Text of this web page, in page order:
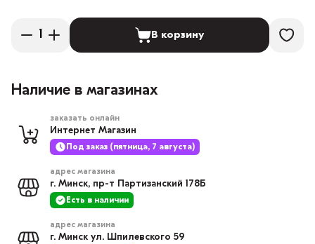
В корзину
Наличие в магазинах
заказать онлайн
Интернет Магазин
Под заказ (пятница, 7 августа)
адрес магазина
г. Минск, пр-т Партизанский 178Б
Есть в наличии
адрес магазина
г. Минск ул. Шпилевского 59